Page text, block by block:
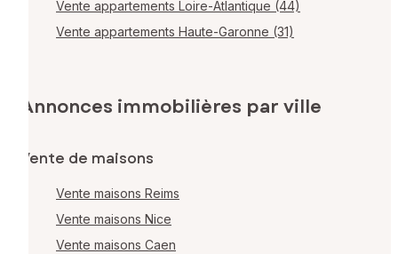
Vente appartements Loire-Atlantique (44)
Vente appartements Haute-Garonne (31)
Annonces immobilières par ville
Vente de maisons
Vente maisons Reims
Vente maisons Nice
Vente maisons Caen